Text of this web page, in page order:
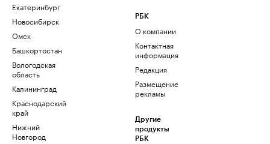
Екатеринбург
Новосибирск
Омск
Башкортостан
Вологодская
область
Калининград
Краснодарский
край
Нижний
Новгород
РБК
О компании
Контактная
информация
Редакция
Размещение
рекламы
Другие
продукты
РБК